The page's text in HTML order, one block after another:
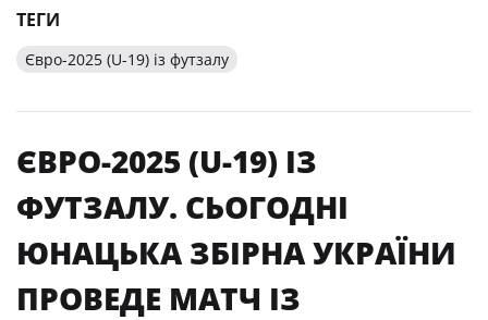
ТЕГИ
Євро-2025 (U-19) із футзалу
ЄВРО-2025 (U-19) ІЗ
ФУТЗАЛУ. СЬОГОДНІ
ЮНАЦЬКА ЗБІРНА УКРАЇНИ
ПРОВЕДЕ МАТЧ ІЗ